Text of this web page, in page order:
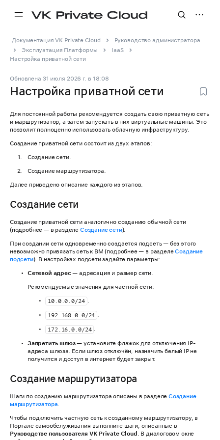
Документация VK Private Cloud
Руководство администратора
Эксплуатация Платформы
IaaS
Настройка приватной сети
Обновлена 31 июля 2026 г. в 18:08
Настройка приватной сети
Для постоянной работы рекомендуется создать свою приватную сеть
и маршрутизатор, а затем запускать в них виртуальные машины. Это
позволит полноценно использовать облачную инфраструктуру.
Создание приватной сети состоит из двух этапов:
Создание сети.
Создание маршрутизатора.
Далее приведено описание каждого из этапов.
Создание сети
Создание приватной сети аналогично созданию обычной сети
(подробнее — в разделе Создание сети).
При создании сети одновременно создается подсеть — без этого
невозможно привязать сеть к ВМ (подробнее — в разделеСоздание
подсети). В настройках подсети задайте параметры:
Сетевой адрес— адресация и размер сети.
Рекомендуемые значения для частной сети:
10.0.0.0/24 .
192.168.0.0/24 .
172.16.0.0/24
Запретить шлюз— установите флажок для отключения IP-
адреса шлюза. Если шлюз отключён, назначить белый IP не
получится и доступ в интернет будет закрыт.
Создание маршрутизатора
Шаги по созданию маршрутизатора описаны в разделе Создание
маршрутизатора
Чтобы подключить частную сеть к созданному маршрутизатору, в
Портале самообслуживания выполните шаги, описанные в
Руководстве пользователя VK Private Cloud . В диалоговом окне